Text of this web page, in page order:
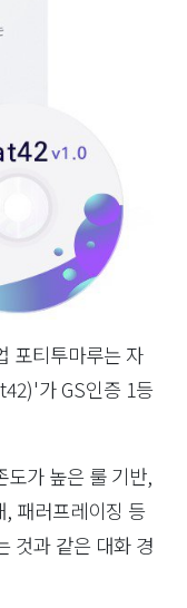
포티투마루는 자
가 GS인증 1등
도가 높은 룰 기반,
패러프레이징 등
것과 같은 대화 경